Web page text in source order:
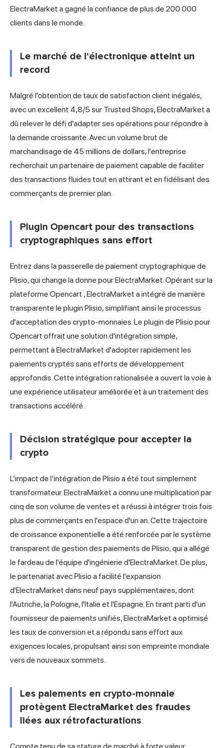
ElectraMarket a gagné la confiance de plus de 200 000
clients dans le monde.
Le marché de l'électronique atteint un
record
Malgré l'obtention de taux de satisfaction client inégalés,
avec un excellent 4,8/5 sur Trusted Shops, ElectraMarket a
dû relever le défi d'adapter ses opérations pour répondre à
la demande croissante. Avec un volume brut de
marchandisage de 45 millions de dollars, l'entreprise
recherchait un partenaire de paiement capable de faciliter
des transactions fluides tout en attirant et en fidélisant des
commerçants de premier plan.
Plugin Opencart pour des transactions
cryptographiques sans effort
Entrez dans la passerelle de paiement cryptographique de
Plisio, qui change la donne pour ElectraMarket. Opérant sur la
plateforme Opencart , ElectraMarket a intégré de manière
transparente le plugin Plisio, simplifiant ainsi le processus
d'acceptation des crypto-monnaies. Le plugin de Plisio pour
Opencart offrait une solution d'intégration simple,
permettant à ElectraMarket d'adopter rapidement les
paiements cryptés sans efforts de développement
approfondis. Cette intégration rationalisée a ouvert la voie à
une expérience utilisateur améliorée et à un traitement des
transactions accéléré.
Décision stratégique pour accepter la
crypto
L’impact de l’intégration de Plisio a été tout simplement
transformateur. ElectraMarket a connu une multiplication par
cinq de son volume de ventes et a réussi à intégrer trois fois
plus de commerçants en l'espace d'un an. Cette trajectoire
de croissance exponentielle a été renforcée par le système
transparent de gestion des paiements de Plisio, qui a allégé
le fardeau de l'équipe d'ingénierie d'ElectraMarket. De plus,
le partenariat avec Plisio a facilité l'expansion
d'ElectraMarket dans neuf pays supplémentaires, dont
l'Autriche, la Pologne, l'Italie et l'Espagne. En tirant parti d'un
fournisseur de paiements unifiés, ElectraMarket a optimisé
les taux de conversion et a répondu sans effort aux
exigences locales, propulsant ainsi son empreinte mondiale
vers de nouveaux sommets.
Les paiements en crypto-monnaie
protègent ElectraMarket des fraudes
liées aux rétrofacturations